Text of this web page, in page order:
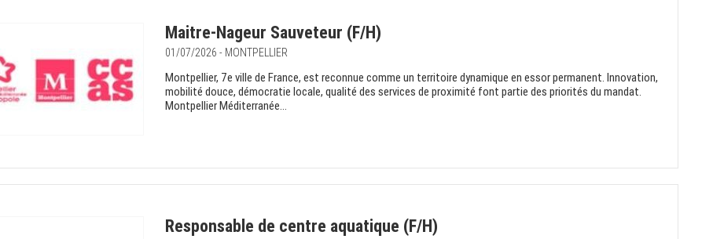
Maitre-Nageur Sauveteur (F/H)
01/07/2026 - MONTPELLIER
Montpellier, 7e ville de France, est reconnue comme un territoire dynamique en essor permanent. Innovation,
mobilité douce, démocratie locale, qualité des services de proximité font partie des priorités du mandat.
Montpellier Méditerranée...
Responsable de centre aquatique (F/H)